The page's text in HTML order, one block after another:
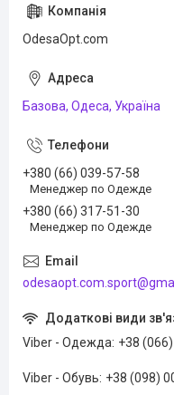
OdesaOpt.com
Базова, Одеса, Україна
+380 (66) 039-57-58
Менеджер по Одежде
+380 (66) 317-51-30
Менеджер по Одежде
Viber - Одежда +38
Viber - Обувь +38 (098)